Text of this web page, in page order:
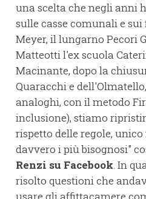
una scelta che negli anni
sulle casse comunali e
Meyer, il lungarno Pecori
Matteotti l'ex scuola
Macinante, dopo la
Quaracchi e
analoghi, con il metodo
inclusione), stiamo
rispetto delle regole,
davvero i più bisognosi"
Renzi su Facebook. In
risolto questioni che